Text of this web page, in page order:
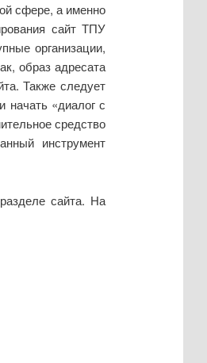
сфере, а именно
сайт ТПУ
организации,
образ адресата
Также следует
начать «диалог с
средство
инструмент
сайта. На